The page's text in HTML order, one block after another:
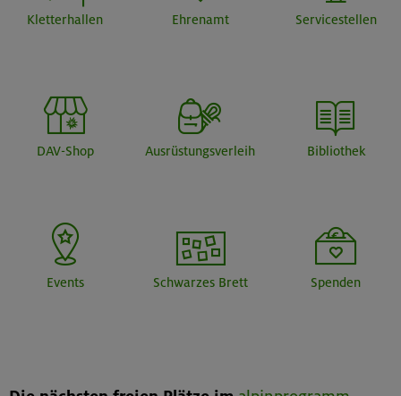
Kletterhallen Ehrenamt Servicestellen
DAV-Shop Ausrüstungsverleih Bibliothek
Events Schwarzes Brett Spenden